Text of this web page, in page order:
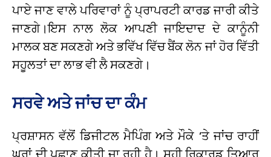
ਪਾਏ ਜਾਣ ਵਾਲੇ ਪਰਿਵਾਰਾਂ ਨੂੰ ਪ੍ਰਾਪਰਟੀ ਕਾਰਡ ਜਾਰੀ ਕੀਤੇ
ਜਾਣਗੇ।ਇਸ ਨਾਲ ਲੋਕ ਆਪਣੀ ਜਾਇਦਾਦ ਦੇ ਕਾਨੂੰਨੀ
ਮਾਲਕ ਬਣ ਸਕਣਗੇ ਅਤੇ ਭਵਿੱਖ ਵਿੱਚ ਬੈਂਕ ਲੋਨ ਜਾਂ ਹੋਰ ਵਿੱਤੀ
ਸਹੂਲਤਾਂ ਦਾ ਲਾਭ ਵੀ ਲੈ ਸਕਣਗੇ।
ਸਰਵੇ ਅਤੇ ਜਾਂਚ ਦਾ ਕੰਮ
ਪ੍ਰਸ਼ਾਸਨ ਵੱਲੋਂ ਡਿਜੀਟਲ ਮੈਪਿੰਗ ਅਤੇ ਮੌਕੇ ‘ਤੇ ਜਾਂਚ ਰਾਹੀਂ
ਘਰਾਂ ਦੀ ਪਛਾਣ ਕੀਤੀ ਜਾ ਰਹੀ ਹੈ। ਸਹੀ ਰਿਕਾਰਡ ਤਿਆਰ